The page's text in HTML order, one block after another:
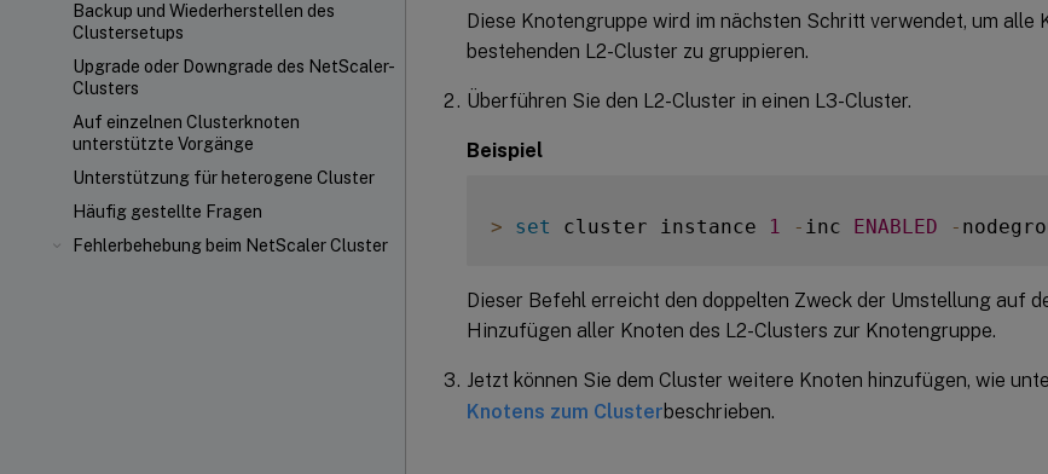
Backup und Wiederherstellen des
Clustersetups
Upgrade oder Downgrade des NetScaler-
Clusters
Auf einzelnen Clusterknoten
unterstützte Vorgänge
Unterstützung für heterogene Cluster
Häufig gestellte Fragen
Fehlerbehebung beim NetScaler Cluster
Diese Knotengruppe wird im nächsten Schritt verwendet, um alle
bestehenden L2-Cluster zu gruppieren.
Überführen Sie den L2-Cluster in einen L3-Cluster.
Beispiel
> set cluster instance 1 - inc ENABLED -
Dieser Befehl erreicht den doppelten Zweck der Umstellung auf
Hinzufügen aller Knoten des L2-Clusters zur Knotengruppe.
Jetzt können Sie dem Cluster weitere Knoten hinzufügen, wie
Knotens zum Clusterbeschrieben.